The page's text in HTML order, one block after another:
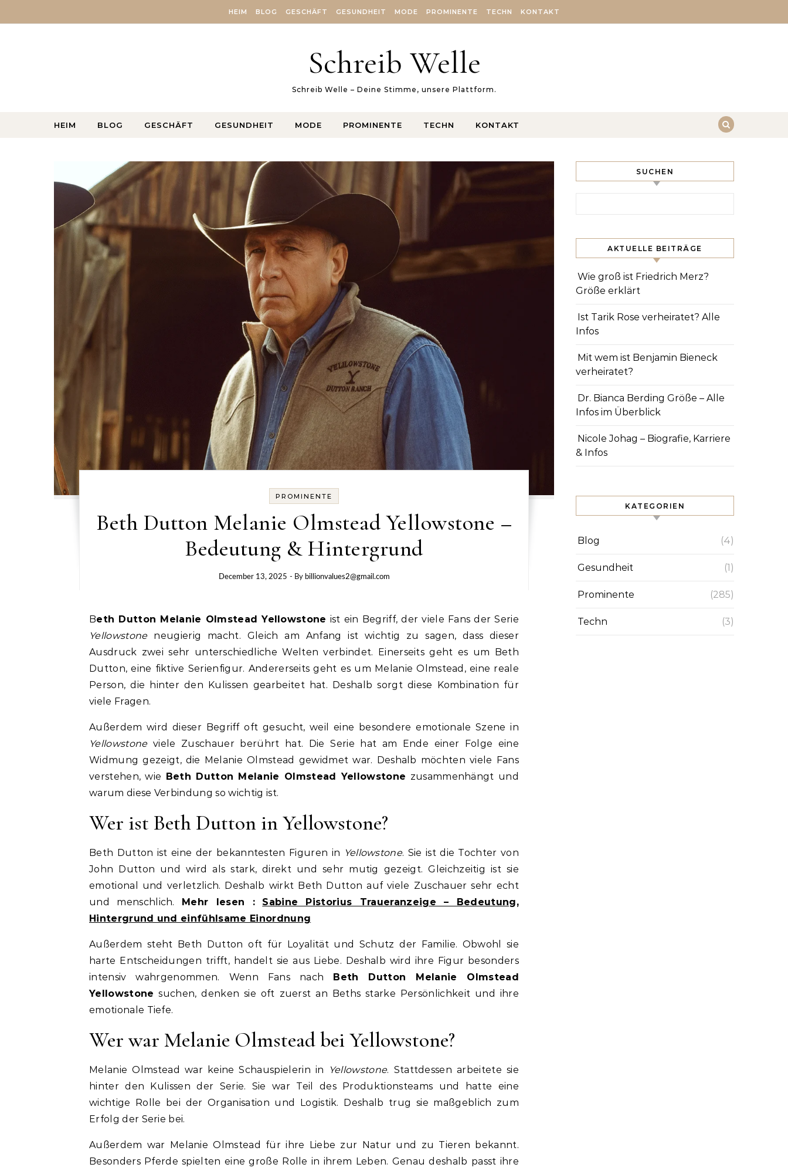
HEIM BLOG GESCHÄFT GESUNDHEIT MODE PROMINENTE TECHN KONTAKT
Schreib Welle
Schreib Welle – Deine Stimme, unsere Plattform.
HEIM BLOG GESCHÄFT GESUNDHEIT MODE PROMINENTE TECHN KONTAKT
PROMINENTE
Beth Dutton Melanie Olmstead Yellowstone –
Bedeutung & Hintergrund
December 13, 2025 - By billionvalues2@gmail.com
Beth Dutton Melanie Olmstead Yellowstone ist ein Begriff, der viele Fans der Serie
Yellowstoneneugierig macht. Gleich am Anfang ist wichtig zu sagen, dass dieser
Ausdruck zwei sehr unterschiedliche Welten verbindet. Einerseits geht es um Beth
Dutton, eine fiktive Serienfigur. Andererseits geht es um Melanie Olmstead, eine reale
Person, die hinter den Kulissen gearbeitet hat. Deshalb sorgt diese Kombination für
viele Fragen.
Außerdem wird dieser Begriff oft gesucht, weil eine besondere emotionale Szene in
Yellowstoneviele Zuschauer berührt hat. Die Serie hat am Ende einer Folge eine
Widmung gezeigt, die Melanie Olmstead gewidmet war. Deshalb möchten viele Fans
verstehen, wie Beth Dutton Melanie Olmstead Yellowstone zusammenhängt und
warum diese Verbindung so wichtig ist.
Wer ist Beth Dutton in Yellowstone?
Beth Dutton ist eine der bekanntesten Figuren in Yellowstone. Sie ist die Tochter von
John Dutton und wird als stark, direkt und sehr mutig gezeigt. Gleichzeitig ist sie
emotional und verletzlich. Deshalb wirkt Beth Dutton auf viele Zuschauer sehr echt
und menschlich. Mehr lesen :
Sabine Pistorius Traueranzeige – Bedeutung,
Hintergrund und einfühlsame Einordnung
Außerdem steht Beth Dutton oft für Loyalität und Schutz der Familie. Obwohl sie
harte Entscheidungen trifft, handelt sie aus Liebe. Deshalb wird ihre Figur besonders
intensiv wahrgenommen. Wenn Fans nach Beth Dutton Melanie Olmstead
Yellowstone suchen, denken sie oft zuerst an Beths starke Persönlichkeit und ihre
emotionale Tiefe.
Wer war Melanie Olmstead bei Yellowstone?
Melanie Olmstead war keine Schauspielerin in Yellowstone. Stattdessen arbeitete sie
hinter den Kulissen der Serie. Sie war Teil des Produktionsteams und hatte eine
wichtige Rolle bei der Organisation und Logistik. Deshalb trug sie maßgeblich zum
Erfolg der Serie bei.
Außerdem war Melanie Olmstead für ihre Liebe zur Natur und zu Tieren bekannt.
Besonders Pferde spielten eine große Rolle in ihrem Leben. Genau deshalb passt ihre
SUCHEN
AKTUELLE BEITRÄGE
Wie groß ist Friedrich Merz?
Größe erklärt
Ist Tarik Rose verheiratet? Alle
Infos
Mit wem ist Benjamin Bieneck
verheiratet?
Dr. Bianca Berding Größe – Alle
Infos im Überblick
Nicole Johag – Biografie, Karriere
& Infos
KATEGORIEN
Blog (4)
Gesundheit (1)
Prominente (285)
Techn (3)